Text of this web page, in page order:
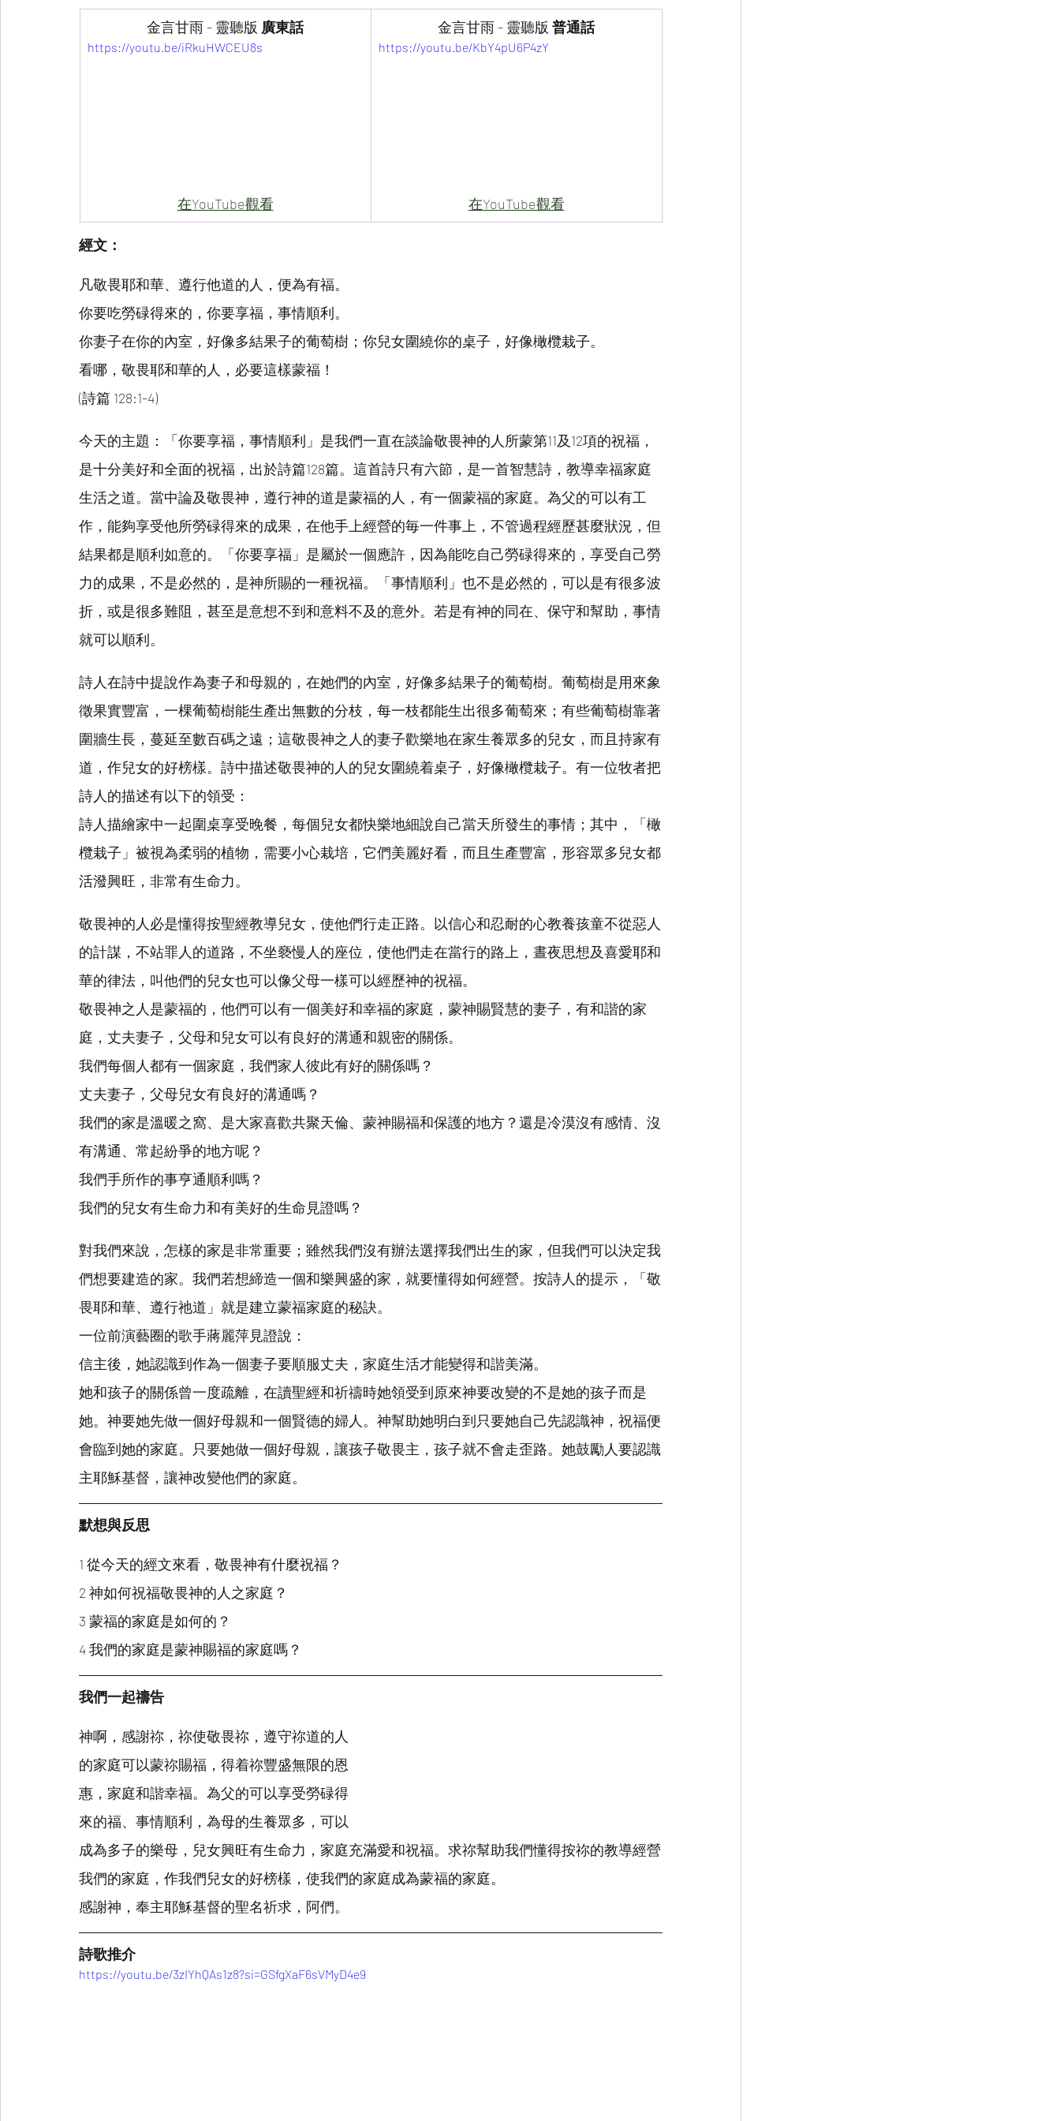
金言甘雨 - 靈聽版 廣東話
https://youtu.be/iRkuHWCEU8s
在YouTube觀看
金言甘雨 - 靈聽版 普通話
https://youtu.be/KbY4pU6P4zY
在YouTube觀看
經文：
凡敬畏耶和華、遵行他道的人，便為有福。
你要吃勞碌得來的，你要享福，事情順利。
你妻子在你的內室，好像多結果子的葡萄樹；你兒女圍繞你的桌子，好像橄欖栽子。
看哪，敬畏耶和華的人，必要這樣蒙福！
(詩篇 128:1-4)
今天的主題：「你要享福，事情順利」是我們一直在談論敬畏神的人所蒙第11及12項的祝福，
是十分美好和全面的祝福，出於詩篇128篇。這首詩只有六節，是一首智慧詩，教導幸福家庭
生活之道。當中論及敬畏神，遵行神的道是蒙福的人，有一個蒙福的家庭。為父的可以有工
作，能夠享受他所勞碌得來的成果，在他手上經營的毎一件事上，不管過程經歷甚麼狀況，但
結果都是順利如意的。「你要享福」是屬於一個應許，因為能吃自己勞碌得來的，享受自己勞
力的成果，不是必然的，是神所賜的一種祝福。「事情順利」也不是必然的，可以是有很多波
折，或是很多難阻，甚至是意想不到和意料不及的意外。若是有神的同在、保守和幫助，事情
就可以順利。
詩人在詩中提說作為妻子和母親的，在她們的內室，好像多結果子的葡萄樹。葡萄樹是用來象
徵果實豐富，一棵葡萄樹能生產出無數的分枝，每一枝都能生出很多葡萄來；有些葡萄樹靠著
圍牆生長，蔓延至數百碼之遠；這敬畏神之人的妻子歡樂地在家生養眾多的兒女，而且持家有
道，作兒女的好榜樣。詩中描述敬畏神的人的兒女圍繞着桌子，好像橄欖栽子。有一位牧者把
詩人的描述有以下的領受：
詩人描繪家中一起圍桌享受晚餐，每個兒女都快樂地細說自己當天所發生的事情；其中，「橄
欖栽子」被視為柔弱的植物，需要小心栽培，它們美麗好看，而且生產豐富，形容眾多兒女都
活潑興旺，非常有生命力。
敬畏神的人必是懂得按聖經教導兒女，使他們行走正路。以信心和忍耐的心教養孩童不從惡人
的計謀，不站罪人的道路，不坐褻慢人的座位，使他們走在當行的路上，晝夜思想及喜愛耶和
華的律法，叫他們的兒女也可以像父母一樣可以經歷神的祝福。
敬畏神之人是蒙福的，他們可以有一個美好和幸福的家庭，蒙神賜賢慧的妻子，有和諧的家
庭，丈夫妻子，父母和兒女可以有良好的溝通和親密的關係。
我們每個人都有一個家庭，我們家人彼此有好的關係嗎？
丈夫妻子，父母兒女有良好的溝通嗎？
我們的家是溫暖之窩、是大家喜歡共聚天倫、蒙神賜福和保護的地方？還是冷漠沒有感情、沒
有溝通、常起紛爭的地方呢？
我們手所作的事亨通順利嗎？
我們的兒女有生命力和有美好的生命見證嗎？
對我們來說，怎樣的家是非常重要；雖然我們沒有辦法選擇我們出生的家，但我們可以決定我
們想要建造的家。我們若想締造一個和樂興盛的家，就要懂得如何經營。按詩人的提示，「敬
畏耶和華、遵行祂道」就是建立蒙福家庭的秘訣。
一位前演藝圈的歌手蔣麗萍見證說：
信主後，她認識到作為一個妻子要順服丈夫，家庭生活才能變得和諧美滿。
她和孩子的關係曾一度疏離，在讀聖經和祈禱時她領受到原來神要改變的不是她的孩子而是
她。神要她先做一個好母親和一個賢德的婦人。神幫助她明白到只要她自己先認識神，祝福便
會臨到她的家庭。只要她做一個好母親，讓孩子敬畏主，孩子就不會走歪路。她鼓勵人要認識
主耶穌基督，讓神改變他們的家庭。
默想與反思
1 從今天的經文來看，敬畏神有什麼祝福？
2 神如何祝福敬畏神的人之家庭？
3 蒙福的家庭是如何的？
4 我們的家庭是蒙神賜福的家庭嗎？
我們一起禱告
神啊，感謝祢，祢使敬畏祢，遵守祢道的人
的家庭可以蒙祢賜福，得着祢豐盛無限的恩
惠，家庭和諧幸福。為父的可以享受勞碌得
來的福、事情順利，為母的生養眾多，可以
成為多子的樂母，兒女興旺有生命力，家庭充滿愛和祝福。求祢幫助我們懂得按祢的教導經營
我們的家庭，作我們兒女的好榜樣，使我們的家庭成為蒙福的家庭。
感謝神，奉主耶穌基督的聖名祈求，阿們。
詩歌推介
https://youtu.be/3zIYhQAs1z8?si=GSfgXaF6sVMyD4e9